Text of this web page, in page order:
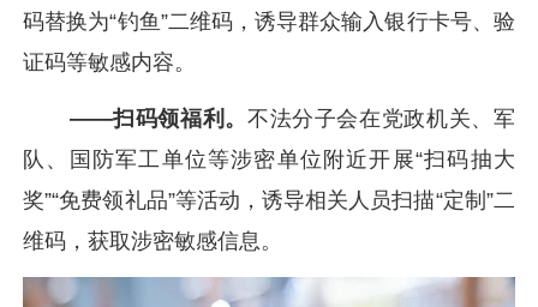
码替换为“钓鱼”二维码，诱导群众输入银行卡号、验
证码等敏感内容。
——扫码领福利。 不法分子会在党政机关、军
队、国防军工单位等涉密单位附近开展“扫码抽大
奖”“免费领礼品”等活动，诱导相关人员扫描“定制”二
维码，获取涉密敏感信息。